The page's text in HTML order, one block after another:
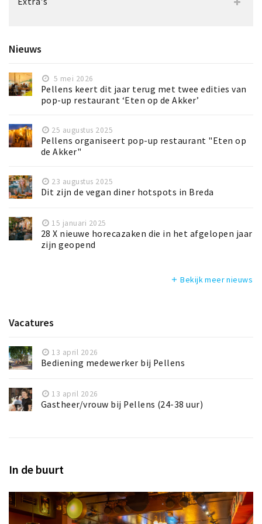
Nieuws
5 mei 2026
Pellens keert dit jaar terug met twee edities van
pop-up restaurant ‘Eten op de Akker’
25 augustus 2025
Pellens organiseert pop-up restaurant "Eten op
de Akker"
23 augustus 2025
Dit zijn de vegan diner hotspots in Breda
15 januari 2025
28 X nieuwe horecazaken die in het afgelopen jaar
zijn geopend
add Bekijk meer nieuws
Vacatures
13 april 2026
Bediening medewerker bij Pellens
13 april 2026
Gastheer/vrouw bij Pellens (24-38 uur)
In de buurt